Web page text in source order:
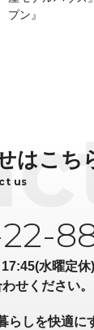
プン』
はこち
us
水曜定休)
せください。
らしを快適に